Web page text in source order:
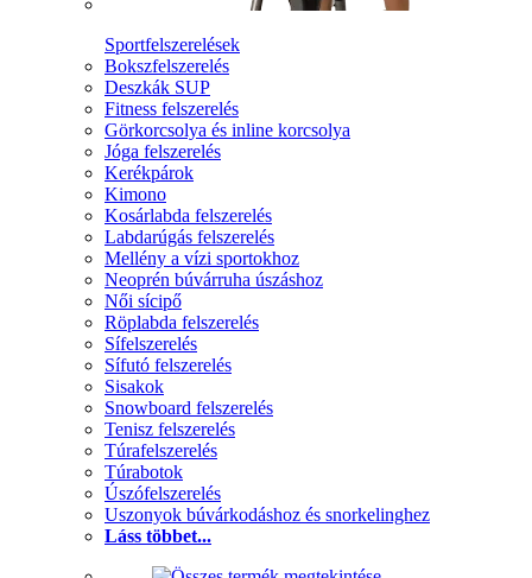
Sportfelszerelések
Bokszfelszerelés
Deszkák SUP
Fitness felszerelés
Görkorcsolya és inline korcsolya
Jóga felszerelés
Kerékpárok
Kimono
Kosárlabda felszerelés
Labdarúgás felszerelés
Mellény a vízi sportokhoz
Neoprén búvárruha úszáshoz
Női sícipő
Röplabda felszerelés
Sífelszerelés
Sífutó felszerelés
Sisakok
Snowboard felszerelés
Tenisz felszerelés
Túrafelszerelés
Túrabotok
Úszófelszerelés
Uszonyok búvárkodáshoz és snorkelinghez
Láss többet...